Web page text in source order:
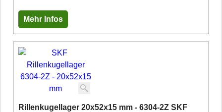
Mehr Infos
Rillenkugellager 20x52x15 mm - 6304-2Z SKF